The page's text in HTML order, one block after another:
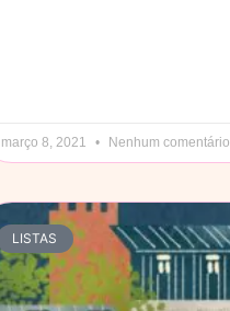
março 8, 2021 Nenhum comentário
LISTAS